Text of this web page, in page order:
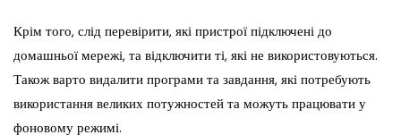
Крім того, слід перевірити, які пристрої підключені до
домашньої мережі, та відключити ті, які не використовуються.
Також варто видалити програми та завдання, які потребують
використання великих потужностей та можуть працювати у
фоновому режимі.